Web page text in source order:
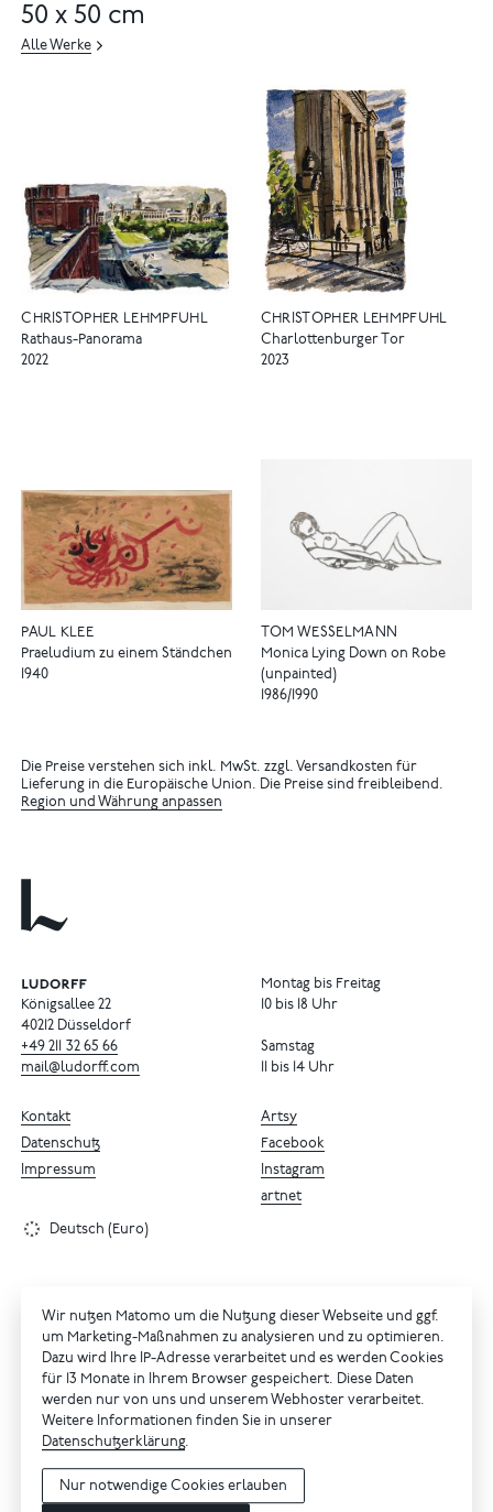
50 x 50 cm
Alle Werke
CHRISTOPHER LEHMPFUHL
Rathaus-Panorama
2022
CHRISTOPHER LEHMPFUHL
Charlottenburger Tor
2023
PAUL KLEE
Praeludium zu einem Ständchen
1940
TOM WESSELMANN
Monica Lying Down on Robe
(unpainted)
1986/1990
Die Preise verstehen sich inkl. MwSt. zzgl. Versandkosten für
Lieferung in die Europäische Union. Die Preise sind freibleibend.
Region und Währung anpassen
Königsallee 22
40212 Düsseldorf
+49 211 32 65 66
mail@ludorff.com
Montag bis Freitag
10 bis 18 Uhr
Samstag
11 bis 14 Uhr
Artsy
Facebook
Instagram
artnet
Kontakt
Datenschutz
Impressum
Deutsch (Euro)
Wir nutzen Matomo um die Nutzung dieser Webseite und ggf.
um Marketing-Maßnahmen zu analysieren und zu optimieren.
Dazu wird Ihre IP-Adresse verarbeitet und es werden Cookies
für 13 Monate in Ihrem Browser gespeichert. Diese Daten
werden nur von uns und unserem Webhoster verarbeitet.
Weitere Informationen finden Sie in unserer
Datenschutzerklärung.
Nur notwendige Cookies erlauben